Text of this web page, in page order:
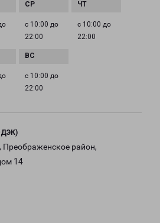
с 10:00 до
22:00
с 10:00 до
22:00
с 10:00 до
22:00
Преображенское район,
14